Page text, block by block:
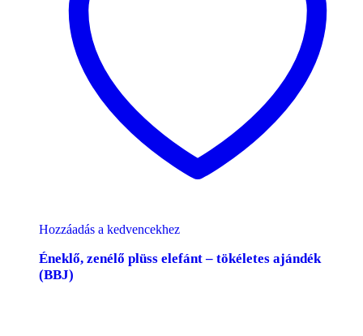
Hozzáadás a kedvencekhez
Éneklő, zenélő plüss elefánt – tökéletes ajándék
(BBJ)